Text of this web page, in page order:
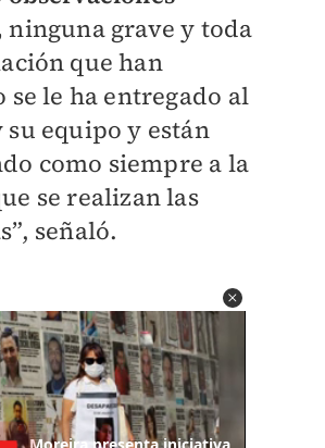
ninguna grave y toda
que han
se le ha entregado al
equipo y están
como siempre a la
se realizan las
señaló.